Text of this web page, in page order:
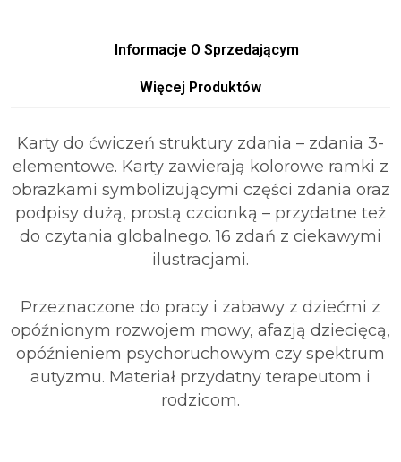
Informacje O Sprzedającym
Więcej Produktów
Karty do ćwiczeń struktury zdania – zdania 3-
elementowe. Karty zawierają kolorowe ramki z
obrazkami symbolizującymi części zdania oraz
podpisy dużą, prostą czcionką – przydatne też
do czytania globalnego. 16 zdań z ciekawymi
ilustracjami.
Przeznaczone do pracy i zabawy z dziećmi z
opóźnionym rozwojem mowy, afazją dziecięcą,
opóźnieniem psychoruchowym czy spektrum
autyzmu. Materiał przydatny terapeutom i
rodzicom.